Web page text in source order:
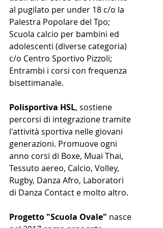
al pugilato per under 18 c/o la
Palestra Popolare del Tpo;
Scuola calcio per bambini ed
adolescenti (diverse categoria)
c/o Centro Sportivo Pizzoli;
Entrambi i corsi con frequenza
bisettimanale.
Polisportiva HSL, sostiene
percorsi di integrazione tramite
l'attività sportiva nelle giovani
generazioni. Promuove ogni
anno corsi di Boxe, Muai Thai,
Tessuto aereo, Calcio, Volley,
Rugby, Danza Afro, Laboratori
di Danza Contact e molto altro.
Progetto "Scuola Ovale" nasce